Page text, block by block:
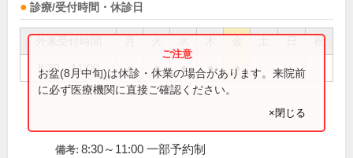
診療/受付時間・休診日
祝
8:30～11:00 ● ● ● ● ●
お盆(8月中旬)は休診・休業の場合があります。来院前
に必ず医療機関に直接ご確認ください。
×閉じる
備考: 8:30～11:00 一部予約制